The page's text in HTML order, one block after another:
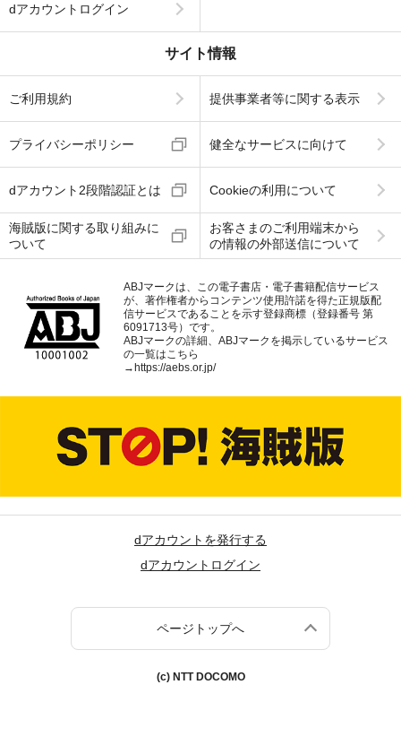
dアカウントログイン
サイト情報
ご利用規約 提供事業者等に関する表示
プライバシーポリシー 健全なサービスに向けて
dアカウント2段階認証とは Cookieの利用について
海賊版に関する取り組みに
ついて
お客さまのご利用端末から
の情報の外部送信について
ABJマークは、この電子書店・電子書籍配信サービス
が、著作権者からコンテンツ使用許諾を得た正規版配
信サービスであることを示す登録商標（登録番号 第
6091713号）です。
ABJマークの詳細、ABJマークを掲示しているサービス
の一覧はこちら
→https://aebs.or.jp/
dアカウントを発行する
dアカウントログイン
ページトップへ
(c) NTT DOCOMO